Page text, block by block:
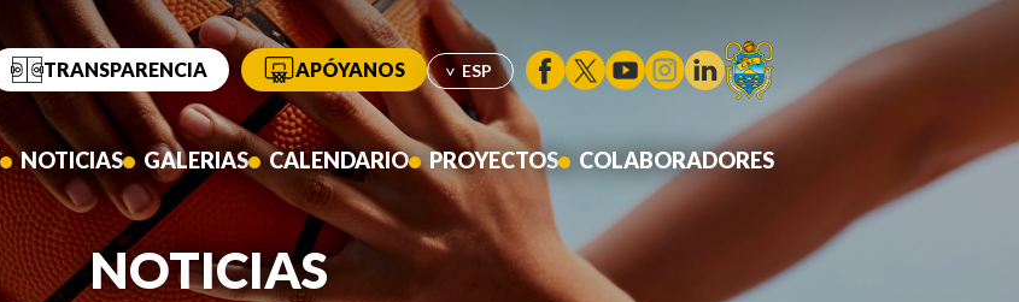
TRANSPARENCIA APÓYANOS
NOTICIAS GALERIAS CALENDARIO PROYECTOS COLABORADORES
NOTICIAS